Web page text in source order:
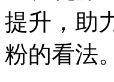
提升，助
粉的看法。